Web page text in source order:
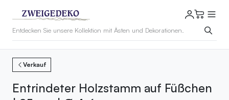
Verkauf
Entrindeter Holzstamm auf Füßchen